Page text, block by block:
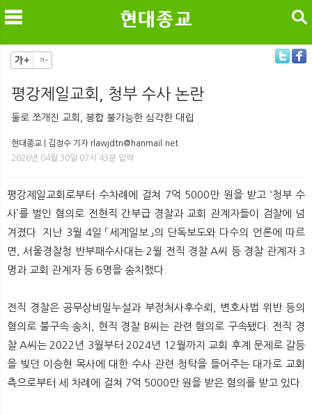
메
뉴 색
검색
평강제일교회, 청부 수사 논란
둘로 쪼개진 교회, 봉합 불가능한 심각한 대립
현대종교 | 김정수 기자 rlawjdtn@hanmail.net
2026년 04월 30일 07시 43분 입력
평강제일교회로부터 수차례에 걸쳐 7억 5000만 원을 받고 ‘청부 수
사’를 벌인 혐의로 전현직 간부급 경찰과 교회 관계자들이 검찰에 넘
겨졌다. 지난 3월 4일 「세계일보」의 단독보도와 다수의 언론에 따르
면, 서울경찰청 반부패수사대는 2월 전직 경찰 A씨 등 경찰 관계자 3
명과 교회 관계자 등 6명을 송치했다.
전직 경찰은 공무상비밀누설과 부정처사후수뢰, 변호사법 위반 등의
혐의로 불구속 송치, 현직 경찰 B씨는 관련 혐의로 구속됐다. 전직 경
찰 A씨는 2022년 3월부터 2024년 12월까지 교회 후계 문제로 갈등
을 빚던 이승현 목사에 대한 수사 관련 청탁을 들어주는 대가로 교회
측으로부터 세 차례에 걸쳐 7억 5000만 원을 받은 혐의를 받고 있다.